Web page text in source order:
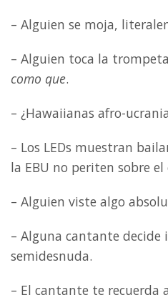
– Alguien se moja,
– Alguien toca la
como que.
– ¿Hawaiianas afro-
– Los LEDs muestran
la EBU no periten sobre el
– Alguien viste algo
– Alguna cantante
semidesnuda.
– El cantante te recuerda